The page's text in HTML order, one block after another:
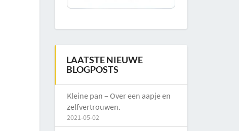
LAATSTE NIEUWE
BLOGPOSTS
Kleine pan – Over een aapje en
zelfvertrouwen.
2021-05-02